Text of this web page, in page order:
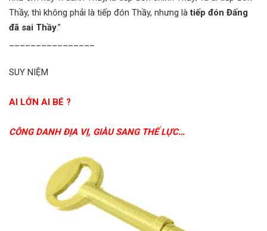
Thầy, thì không phải là tiếp đón Thầy, nhưng làtiếp đón Đấng
đã sai Thầy.”
SUY NIỆM
AI LỚN AI BÉ ?
CÔNG DANH ĐỊA VỊ, GIÀU SANG THẾ LỰC…